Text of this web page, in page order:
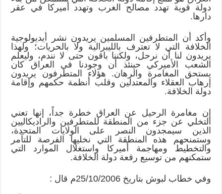
دولة قوية تهدد مصالح الغرب وتهدد أميركا في عقر
دارها.
وأكد أن المتطرفين المسلمين يريدون نشر أيديولوجية
الخلافة التي لا تعترف بالليبرالية ولا بالحريات؛ ولهذا
يريدون لنا أن نرحل، ولكننا باقون حتى لا نندم، وليعلم
الشعب الأميركي حينئذ أن وجودنا في العراق كان
يستحق المغامرة والرهان. هؤلاء المتطرفون يريدون
إرهاب العقلاء والمعتدلين وقلب أنظمة حكمهم وإقامة
دولة الخلافة.
إن مغامرة الرحيل عن العراق خطرة جداً، إنها تعني
التخلي عن جزء من المنطقة للمتطرفين والراديكاليين
الذين سيمجدون النصر على الولايات المتحدة،
وستمنحهم هذه المنطقة التي نخليها الفرصة للتآمر
والتخطيط ومهاجمة أميركا واستغلال الموارد التي
ستمكنهم من توسيع رقعة دولة الخلافة.
وفي خطاب لبوش بتاريخ 25/10/2006م قال :